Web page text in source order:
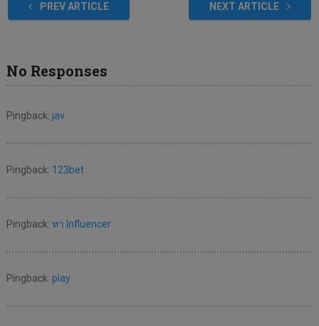
PREV ARTICLE NEXT ARTICLE
No Responses
Pingback: jav
Pingback: 123bet
Pingback: หา Influencer
Pingback: play